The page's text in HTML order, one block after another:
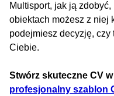
Multisport, jak ją
obiektach możesz z niej
podejmiesz decyzję,
Ciebie.
Stwórz skuteczne CV
profesjonalny szablon